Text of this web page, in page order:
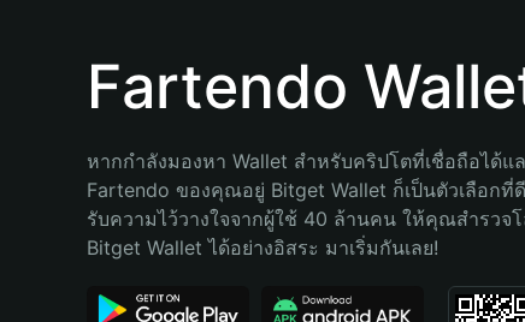
Bahasa Indonesia
Português (Brasil)
Fartendo
หากกำลังมองหา Wallet สำหรับคริปโตที่เชื่อถือได้แ
Fartendo ของคุณอยู่ Bitget Wallet ก็เป็นตัวเลือก
รับความไว้วางใจจากผู้ใช้ 40 ล้านคน ให้คุณสำรวจ
Bitget Wallet ได้อย่างอิสระ มาเริ่มกันเลย!